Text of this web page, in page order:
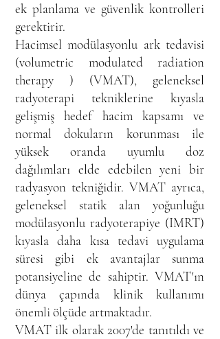
ek planlama ve güvenlik kontrolleri
gerektirir.
Hacimsel modülasyonlu ark tedavisi
(volumetric modulated radiation
therapy ) (VMAT), geleneksel
radyoterapi tekniklerine kıyasla
gelişmiş hedef hacim kapsamı ve
normal dokuların korunması ile
yüksek oranda uyumlu doz
dağılımları elde edebilen yeni bir
radyasyon tekniğidir. VMAT ayrıca,
geleneksel statik alan yoğunluğu
modülasyonlu radyoterapiye (IMRT)
kıyasla daha kısa tedavi uygulama
süresi gibi ek avantajlar sunma
potansiyeline de sahiptir. VMAT'ın
dünya çapında klinik kullanımı
önemli ölçüde artmaktadır.
VMAT ilk olarak 2007'de tanıtıldı ve